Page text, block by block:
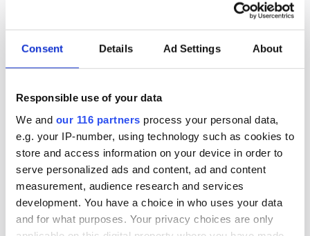
Consent Details Ad Settings About
Responsible use of your data
We and our 116 partners process your personal data,
e.g. your IP-number, using technology such as cookies to
store and access information on your device in order to
serve personalized ads and content, ad and content
measurement, audience research and services
development. You have a choice in who uses your data
and for what purposes. Your privacy choices are only
Politik Val 2026
Gruvbolag och branschorganisation
halvjublar över skrotat uran-veto
Gruvindustrins branschorganisation pratar om
”ett steg framåt och två bakåt” när det gäller
riksdagens beslut att likställa
tillståndsprövningen av brytning av uran med
andra metaller. Gruvföretaget District Metals